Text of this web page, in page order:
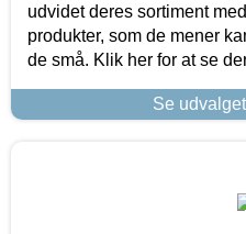
udvidet deres sortiment
produkter, som de mener
de små. Klik her for at se
Se